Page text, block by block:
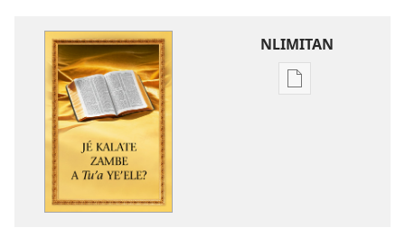
NLIMITAN
Tobô'